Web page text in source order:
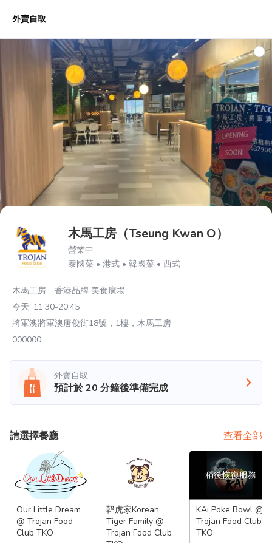
外賣自取
木馬工房（Tseung Kwan O）
營業中
泰國菜 • 港式 • 韓國菜 • 西式
木馬工房 - 香港品牌 美食廣場
今天: 11:30-20:45
將軍澳將軍澳唐俊街18號，1樓，木馬工房
000000
外賣自取
預計於20 分鐘後準備完成
請選擇餐廳 查看全部
Our Little Dream
@ Trojan Food
Club TKO
韓虎家Korean
Tiger Family @
Trojan Food Club
稍後恢復服務
KAi Poke Bowl @
Trojan Food Club
TKO
推薦菜品 S01 All Day Breakfast 全日早餐 S01 午巿